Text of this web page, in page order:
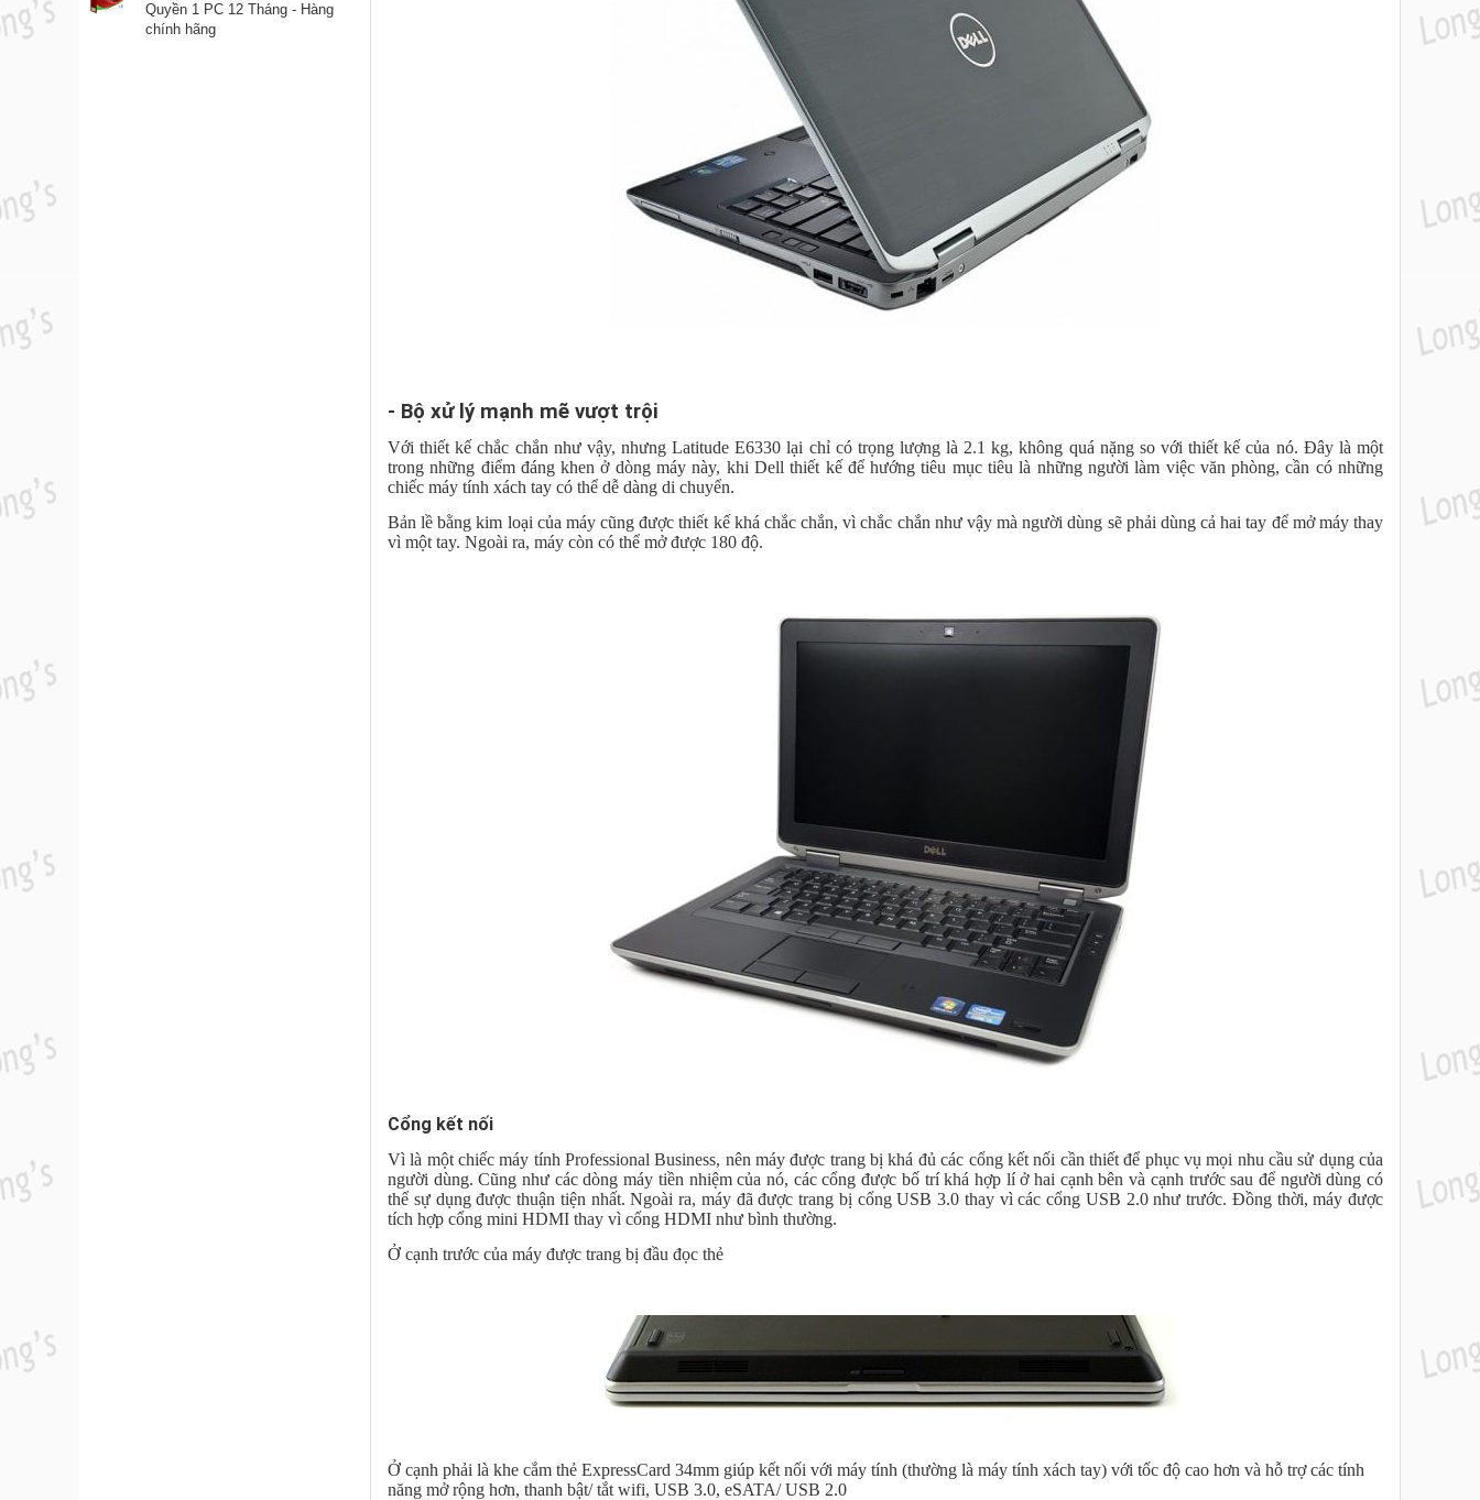
Quyền 1 PC 12 Tháng - Hàng
chính hãng
- Bộ xử lý mạnh mẽ vượt trội
Với thiết kế chắc chắn như vậy, nhưng Latitude E6330 lại chỉ có trọng lượng là 2.1 kg, không quá nặng so với thiết kế của nó. Đây là một
trong những điểm đáng khen ở dòng máy này, khi Dell thiết kế để hướng tiêu mục tiêu là những người làm việc văn phòng, cần có những
chiếc máy tính xách tay có thể dễ dàng di chuyển.
Bản lề bằng kim loại của máy cũng được thiết kế khá chắc chắn, vì chắc chắn như vậy mà người dùng sẽ phải dùng cả hai tay để mở máy thay
vì một tay. Ngoài ra, máy còn có thể mở được 180 độ.
Cổng kết nối
Vì là một chiếc máy tính Professional Business, nên máy được trang bị khá đủ các cổng kết nối cần thiết để phục vụ mọi nhu cầu sử dụng của
người dùng. Cũng như các dòng máy tiền nhiệm của nó, các cổng được bố trí khá hợp lí ở hai cạnh bên và cạnh trước sau để người dùng có
thể sự dụng được thuận tiện nhất. Ngoài ra, máy đã được trang bị cổng USB 3.0 thay vì các cổng USB 2.0 như trước. Đồng thời, máy được
tích hợp cổng mini HDMI thay vì cổng HDMI như bình thường.
Ở cạnh trước của máy được trang bị đầu đọc thẻ
Ở cạnh phải là khe cắm thẻ ExpressCard 34mm giúp kết nối với máy tính (thường là máy tính xách tay) với tốc độ cao hơn và hỗ trợ các tính
năng mở rộng hơn, thanh bật/ tắt wifi, USB 3.0, eSATA/ USB 2.0